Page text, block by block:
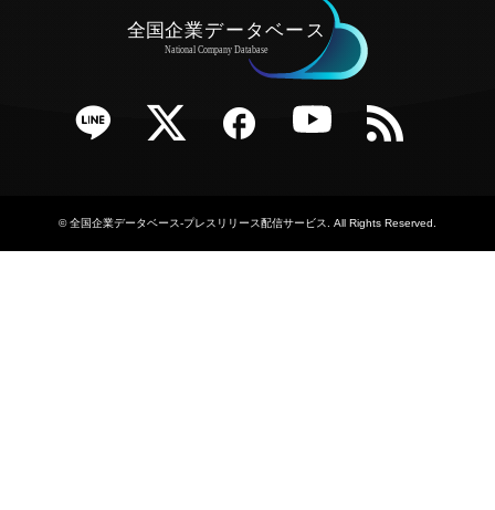
Twitter Facebook YouTube RSS
©全国企業データベース-プレスリリース配信サービス . All Rights Reserved.